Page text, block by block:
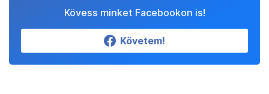
Kövess minket Facebookon is!
Követem!